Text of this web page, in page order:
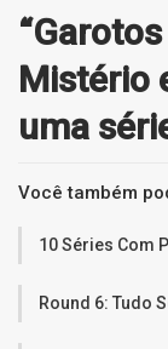
Mistério
uma
Você também
10 Séries Com
Round 6: Tudo